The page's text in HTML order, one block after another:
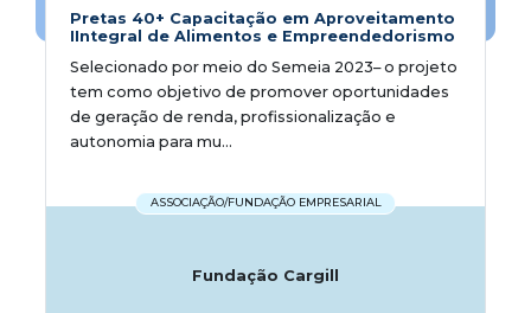
Pretas 40+ Capacitação em Aproveitamento
IIntegral de Alimentos e Empreendedorismo
Selecionado por meio do Semeia 2023– o projeto
tem como objetivo de promover oportunidades
de geração de renda, profissionalização e
autonomia para mu...
ASSOCIAÇÃO/FUNDAÇÃO EMPRESARIAL
Fundação Cargill